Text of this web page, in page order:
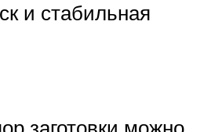
и стабильная